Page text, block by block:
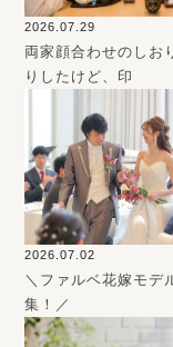
2026.07.29
両家顔合わせのしお
りしたけど、印
2026.07.02
＼ファルベ花嫁モ
集！／